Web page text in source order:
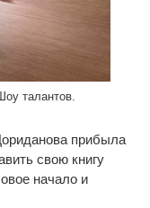
талантов.
прибыла
свою книгу
начало и